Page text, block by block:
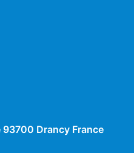
Drancy France